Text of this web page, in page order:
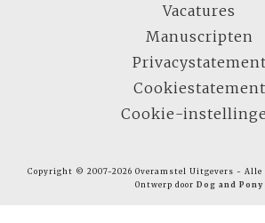
Vacatures
Manuscripten
Privacystatement
Cookiestatement
Cookie-
Copyright © 2007-2026 Overamstel Uitgevers - Alle
Ontwerp door Dog and Pony